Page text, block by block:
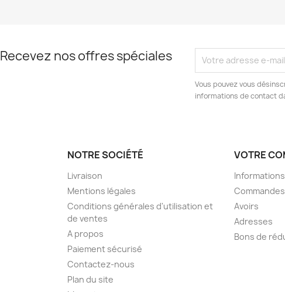
Recevez nos offres spéciales
Vous pouvez vous
informations de contact
NOTRE SOCIÉTÉ
Livraison
Mentions légales
Conditions générales d'utilisation et
de ventes
A propos
Paiement sécurisé
Contactez-nous
Plan du site
VOTRE
Commandes
Avoirs
Adresses
Bons de